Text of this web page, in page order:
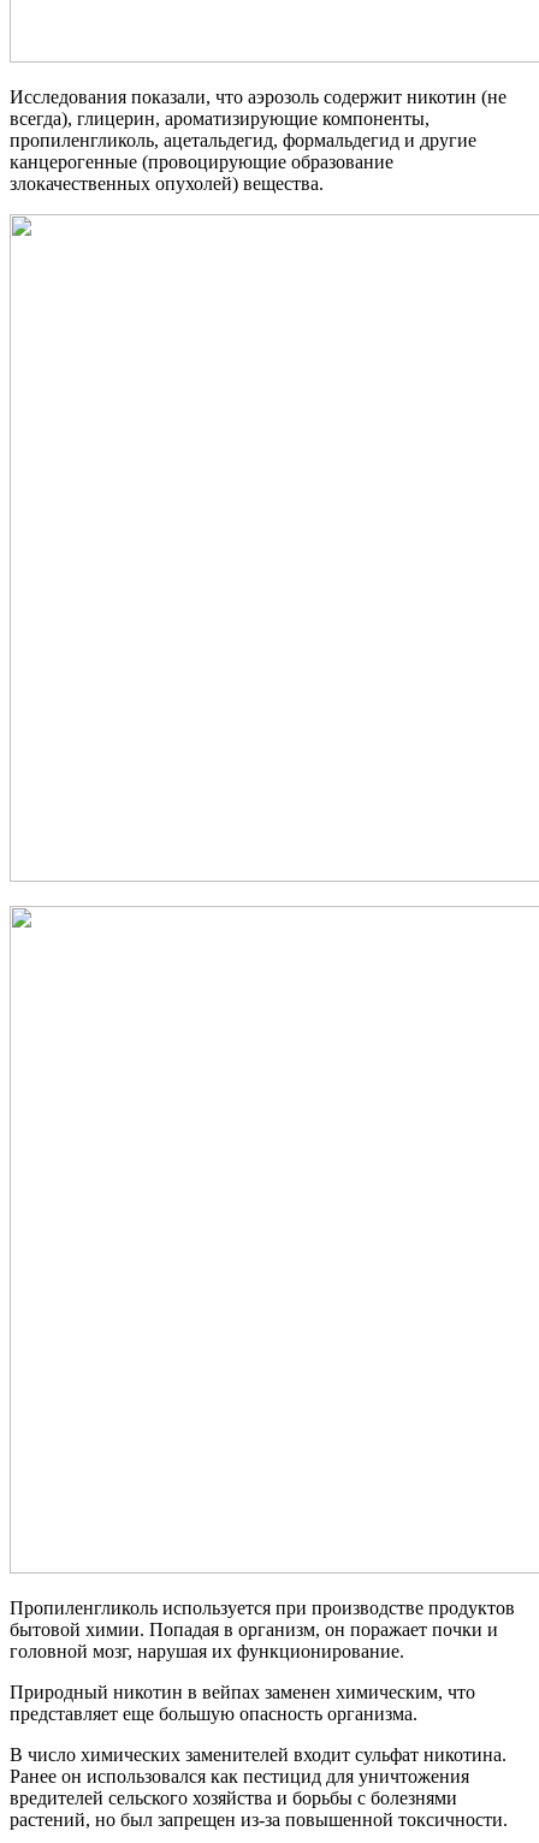
Исследования показали, что аэрозоль содержит никотин (не
всегда), глицерин, ароматизирующие компоненты,
пропиленгликоль, ацетальдегид, формальдегид и другие
канцерогенные (провоцирующие образование
злокачественных опухолей) вещества.
Пропиленгликоль используется при производстве продуктов
бытовой химии. Попадая в организм, он поражает почки и
головной мозг, нарушая их функционирование.
Природный никотин в вейпах заменен химическим, что
представляет еще большую опасность организма.
В число химических заменителей входит сульфат никотина.
Ранее он использовался как пестицид для уничтожения
вредителей сельского хозяйства и борьбы с болезнями
растений, но был запрещен из-за повышенной токсичности.